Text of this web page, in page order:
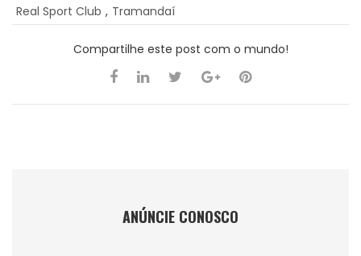
Real Sport Club , Tramandaí
Compartilhe este post com o mundo!
ANÚNCIE CONOSCO